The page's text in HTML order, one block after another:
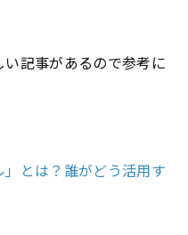
い記事があるので参考に
とは？誰がどう活用す